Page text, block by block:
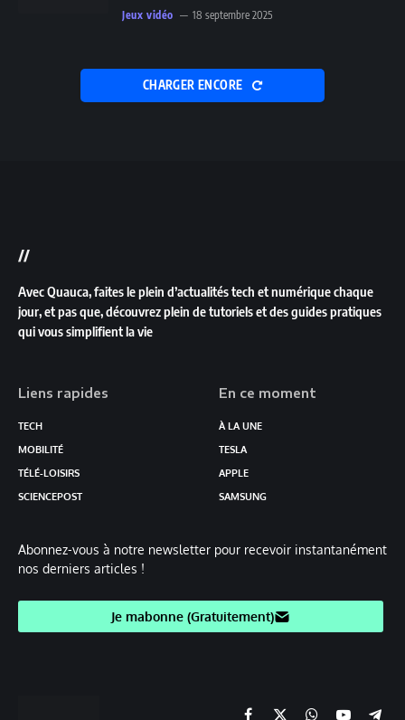
Jeux vidéo 18 septembre 2025
CHARGER ENCORE
//
Avec Quauca, faites le plein d’actualités tech et numérique chaque
jour, et pas que, découvrez plein de tutoriels et des guides pratiques
qui vous simplifient la vie
Liens rapides
TECH
MOBILITÉ
TÉLÉ-LOISIRS
SCIENCEPOST
En ce moment
À LA UNE
TESLA
APPLE
SAMSUNG
Abonnez-vous à notre newsletter pour recevoir instantanément
nos derniers articles !
Je mabonne (Gratuitement)